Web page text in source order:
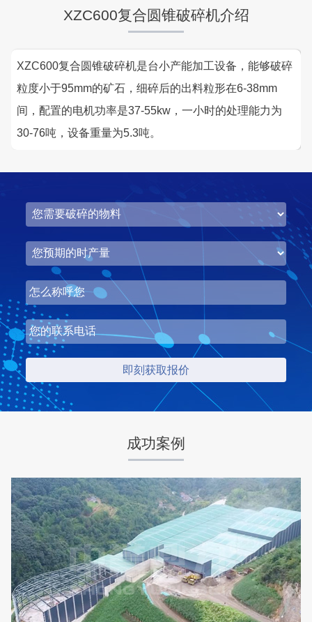
XZC600复合圆锥破碎机介绍
XZC600复合圆锥破碎机是台小产能加工设备，能够破碎
粒度小于95mm的矿石，细碎后的出料粒形在6-38mm
间，配置的电机功率是37-55kw，一小时的处理能力为
30-76吨，设备重量为5.3吨。
成功案例
项目业主 生产原料
咨询该项目执行经理
湖北省梦皓矿业时产2000吨砂石骨料生产线
项目坐标
湖北省荆州市
设计产能
时产2000吨
项目业主
梦皓矿业
生产原料
石灰岩
咨询该项目执行经理